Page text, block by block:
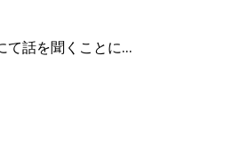
て話を聞くことに…